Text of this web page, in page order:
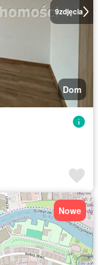
9zdjęcia
Dom
Nowe